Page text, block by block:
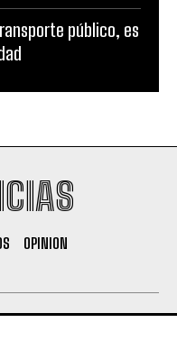
público, es
OPINION